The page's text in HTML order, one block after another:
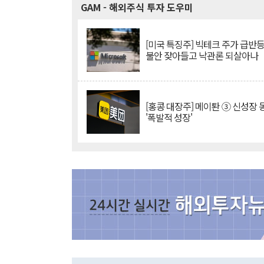
GAM - 해외주식 투자 도우미
[미국 특징주] 빅테크 주가 급반
불안 잦아들고 낙관론 되살아나
[홍콩 대장주] 메이퇀 ③ 신성장
'폭발적 성장'